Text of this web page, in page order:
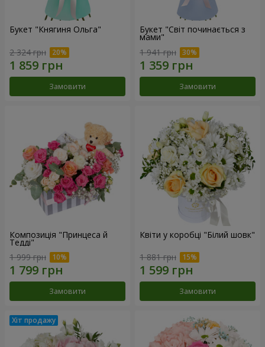
Букет "Княгиня Ольга"
2 324 грн
Замовити
Букет "Світ починається з
мами"
1 941 грн
Замовити
Композиція "Принцеса й
Тедді"
1 999 грн
Замовити
Квіти у коробці "Білий шовк"
1 881 грн
Замовити